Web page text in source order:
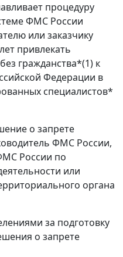
процедуру
ФМС России
или заказчику
привлекать
гражданства*(1) к
Федерации в
специалистов*
о запрете
ФМС России,
России по
или
органа
за подготовку
о запрете